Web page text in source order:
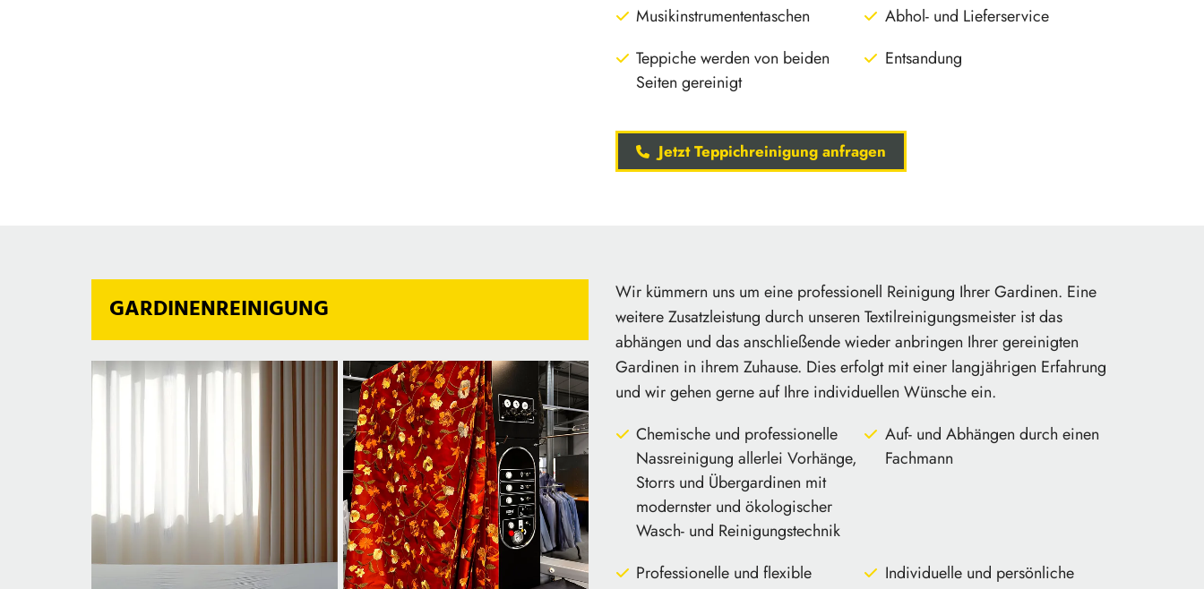
Musikinstrumententaschen
Abhol- und Lieferservice
Teppiche werden von beiden
Seiten gereinigt
Entsandung
Jetzt Teppichreinigung anfragen
GARDINENREINIGUNG
Wir kümmern uns um eine professionell Reinigung Ihrer Gardinen. Eine
weitere Zusatzleistung durch unseren Textilreinigungsmeister ist das
abhängen und das anschließende wieder anbringen Ihrer gereinigten
Gardinen in ihrem Zuhause. Dies erfolgt mit einer langjährigen Erfahrung
und wir gehen gerne auf Ihre individuellen Wünsche ein.
Chemische und professionelle
Nassreinigung allerlei Vorhänge,
Storrs und Übergardinen mit
modernster und ökologischer
Wasch- und Reinigungstechnik
Auf- und Abhängen durch einen
Fachmann
Professionelle und flexible
Individuelle und persönliche